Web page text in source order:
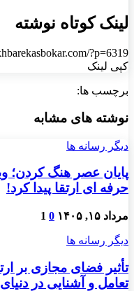
لینک کوتاه نوشته
?p=6319
کپی لینک
برچسب ها:
نوشته های مشابه
دیگر رسانه ها
پایان عصر هنگ کردن؛
حرفه ای ارتقا پیدا کرد!
مرداد ۱۵, ۱۴۰۵ 0
1
دیگر رسانه ها
تأثیر فضای مجازی بر
تعامل و آشنایی در